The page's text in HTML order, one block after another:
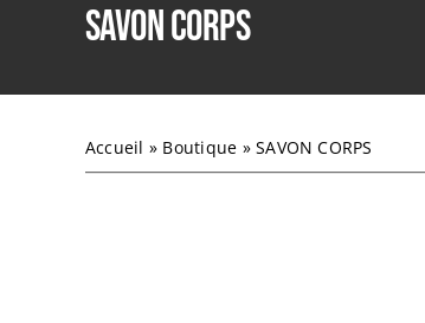
SAVON CORPS
Accueil » Boutique »SAVON CORPS